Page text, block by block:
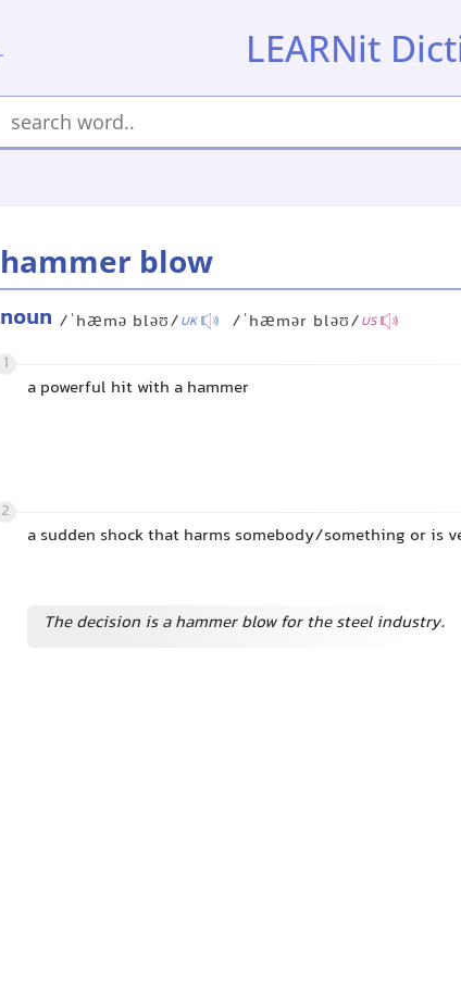
LEARNit
hammer blow
noun /ˈhæmə bləʊ/UK /ˈhæmər bləʊ/US
1
a powerful hit with a hammer
2
a sudden shock that harms somebody/something or is
The decision is a hammer blow for the steel industry.